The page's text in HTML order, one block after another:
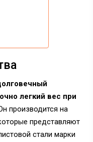
легкий вес при
производится на
представляют
стали марки